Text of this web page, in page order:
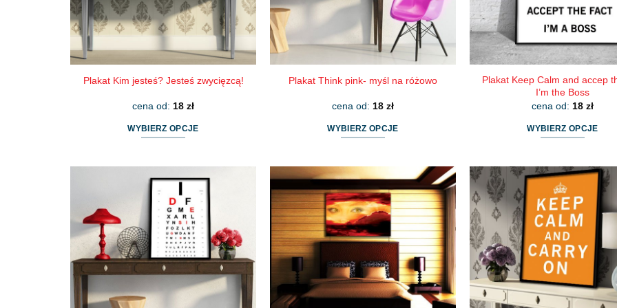
Plakat Kim jesteś? Jesteś zwycięzcą!
cena od: 18 zł
WYBIERZ OPCJE
ma
wiele
wariantów.
Opcje
można
wybrać
na
stronie
Plakat Think pink- myśl na różowo
cena od: 18 zł
WYBIERZ OPCJE
ma
wiele
wariantów.
Opcje
można
wybrać
na
stronie
Plakat Keep Calm and accep
I’m the Boss
cena od: 18 zł
WYBIERZ OPCJE
ma
wiele
wariantów.
Opcje
można
wybrać
na
stronie
produktu